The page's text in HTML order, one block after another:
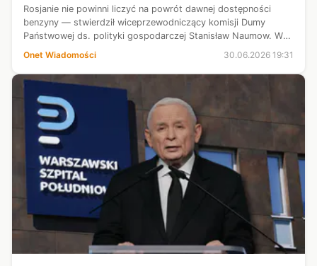
Rosjanie nie powinni liczyć na powrót dawnej dostępności
benzyny — stwierdził wiceprzewodniczący komisji Dumy
Państwowej ds. polityki gospodarczej Stanisław Naumow. W
jego ocenie obywatele będą musieli zmienić swoje nawyki i
Onet Wiadomości 30.06.2026 19:31